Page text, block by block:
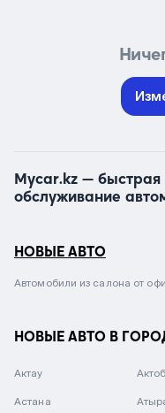
Mycar.kz —
обслуживание
НОВЫЕ АВТО
Автомобили из салона от
НОВЫЕ АВТО В
Актау
Астана